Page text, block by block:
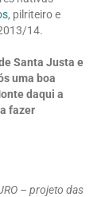
, pilriteiro e
14.
Santa Justa e
uma boa
daqui a
fazer
– projeto das